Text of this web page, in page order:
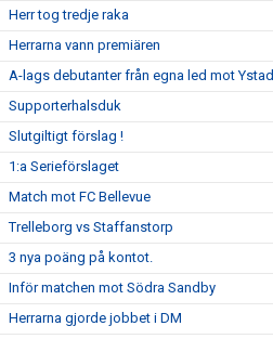
Herr tog tredje raka
Herrarna vann premiären
A-lags debutanter från egna led mot Ystad
Supporterhalsduk
Slutgiltigt förslag !
1:a Serieförslaget
Match mot FC Bellevue
Trelleborg vs Staffanstorp
3 nya poäng på kontot.
Inför matchen mot Södra Sandby
Herrarna gjorde jobbet i DM